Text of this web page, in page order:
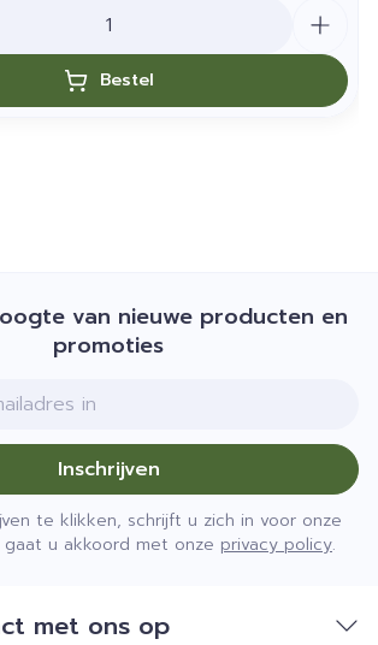
Bestel
van nieuwe producten en
promoties
Inschrijven
te klikken, schrijft u zich in voor onze
gaat u akkoord met onze privacy policy.
met ons op